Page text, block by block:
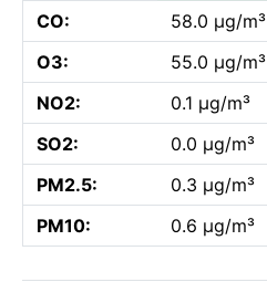
CO:
58.0 µg/m³
O3:
55.0 µg/m³
NO2:
0.1 µg/m³
SO2:
0.0 µg/m³
PM2.5:
0.3 µg/m³
PM10:
0.6 µg/m³